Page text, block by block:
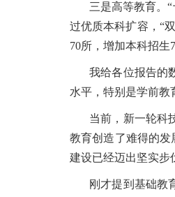
三是高等教育。
过优质本科扩容，“
70所，增加本科招
我给各位报告的
水平，特别是学前教
当前，新一轮科
教育创造了难得的发
建设已经迈出坚实步
刚才提到基础教